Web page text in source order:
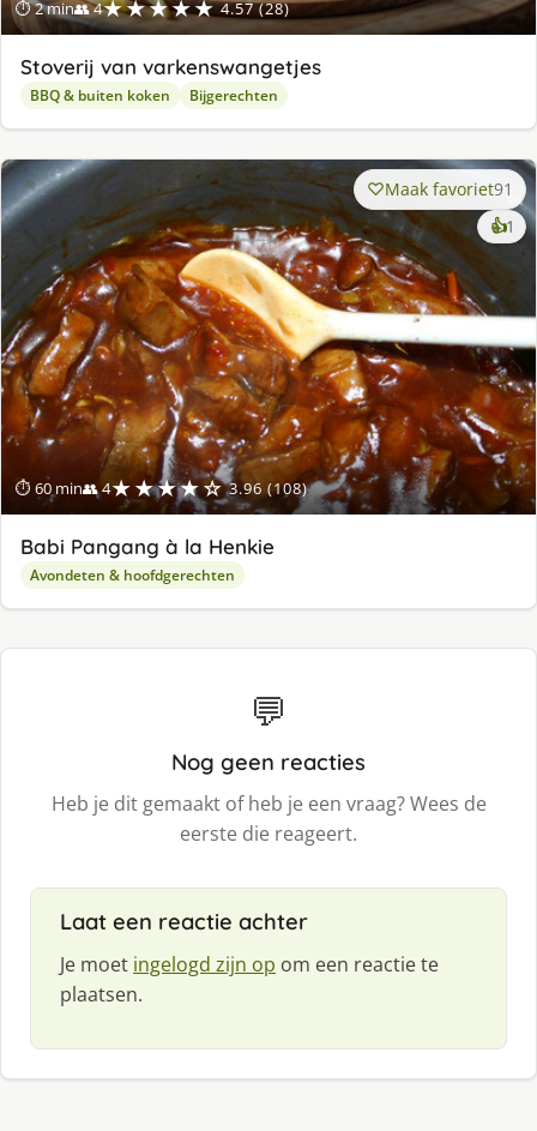
⏱ 2 min👥 4★★★★★ 4.57 (28)
Stoverij van varkenswangetjes
BBQ & buiten koken Bijgerechten
⏱ 60 min👥 4★★★★☆ 3.96 (108)
Maak favoriet91
👍1
Babi Pangang à la Henkie
Avondeten & hoofdgerechten
💬
Nog geen reacties
Heb je dit gemaakt of heb je een vraag? Wees de
eerste die reageert.
Laat een reactie achter
Je moet ingelogd zijn op om een reactie te
plaatsen.